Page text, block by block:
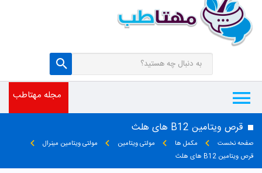
مجله مهتاطب
قرص ویتامین B12 های هلث
صفحه نخست مکمل ها مولتی ویتامین
مولتی ویتامین مینرال
قرص ویتامین B12 های هلث